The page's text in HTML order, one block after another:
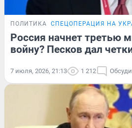
ПОЛИТИКА СПЕЦОПЕРАЦИЯ НА
Россия начнет третью
войну? Песков дал
7 июля, 2026, 21:13 1 212